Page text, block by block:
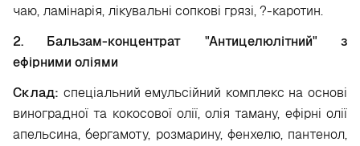
чаю, ламінарія, лікувальні сопкові грязі, ?-каротин.
2. Бальзам-концентрат "Антицелюлітний" з
ефірними оліями
Склад: спеціальний емульсійний комплекс на основі
виноградної та кокосової олії, олія таману, ефірні олії
апельсина, бергамоту, розмарину, фенхелю, пантенол,